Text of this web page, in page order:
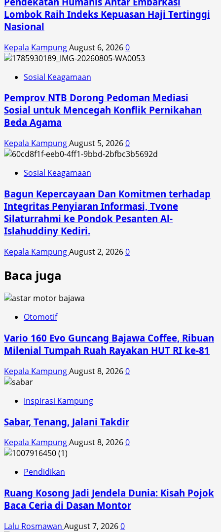
Lombok Raih Indeks Kepuasan Haji Tertinggi
Nasional
Kepala KampungAugust 6, 20260
Sosial Keagamaan
Pemprov NTB Dorong Pedoman Mediasi
Sosial untuk Mencegah Konflik Pernikahan
Beda Agama
Kepala KampungAugust 5, 20260
Sosial Keagamaan
Bagun Kepercayaan Dan Komitmen terhadap
Integritas Penyiaran Informasi, Tvone
Silaturrahmi ke Pondok Pesanten Al-
Islahuddiny Kediri.
Kepala KampungAugust 2, 20260
Baca juga
Otomotif
Vario 160 Evo Guncang Bajawa Coffee, Ribuan
Milenial Tumpah Ruah Rayakan HUT RI ke-81
Kepala KampungAugust 8, 20260
Inspirasi Kampung
Sabar, Tenang, Jalani Takdir
Kepala KampungAugust 8, 20260
Pendidikan
Ruang Kosong Jadi Jendela Dunia: Kisah Pojok
Baca Ceria di Dasan Montor
Lalu Rosmawan August 7, 20260